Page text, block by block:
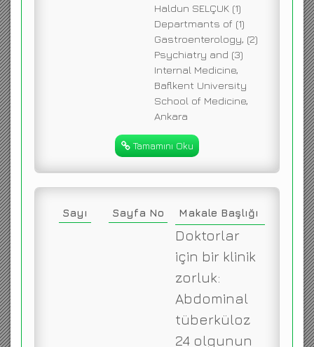
Haldun SELÇUK (1)
Departmants of (1)
Gastroenterology, (2)
Psychiatry and (3)
Internal Medicine,
Baflkent University
School of Medicine,
Ankara
Tamamını Oku
Sayı Sayfa No Makale Başlığı
Doktorlar
için bir klinik
zorluk:
Abdominal
tüberküloz
24 olgunun